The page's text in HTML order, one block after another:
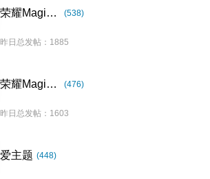
荣耀Magic7系列 (538)
昨日总发帖：1885
荣耀Magic8系列 (476)
昨日总发帖：1603
爱主题 (448)